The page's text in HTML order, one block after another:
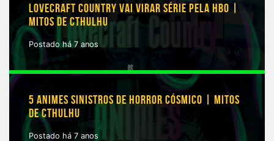
LOVECRAFT COUNTRY VAI VIRAR SÉRIE PELA HBO |
MITOS DE CTHULHU
Postado há 7 anos
5 ANIMES SINISTROS DE HORROR CÓSMICO | MITOS
DE CTHULHU
Postado há 7 anos